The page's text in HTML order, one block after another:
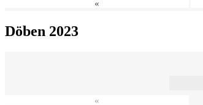
«
Döben 2023
«